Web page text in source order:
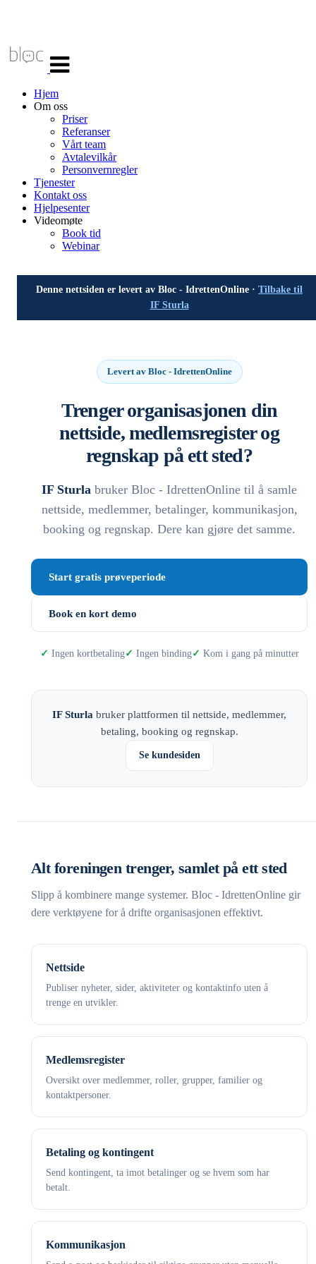
navigasjon
Hjem
Om oss
Priser
Referanser
Vårt team
Avtalevilkår
Personvernregler
Tjenester
Kontakt oss
Hjelpesenter
Videomøte
Book tid
Webinar
Denne nettsiden er levert av Bloc - IdrettenOnline · Tilbake til
IF Sturla
Levert av Bloc - IdrettenOnline
Trenger organisasjonen din
nettside, medlemsregister og
regnskap på ett sted?
IF Sturla bruker Bloc - IdrettenOnline til å samle
nettside, medlemmer, betalinger, kommunikasjon,
booking og regnskap. Dere kan gjøre det samme.
Start gratis prøveperiode
Book en kort demo
Ingen kortbetaling Ingen binding Kom i gang på minutter
IF Sturla bruker plattformen til nettside, medlemmer,
betaling, booking og regnskap.
Se kundesiden
Alt foreningen trenger, samlet på ett sted
Slipp å kombinere mange systemer. Bloc - IdrettenOnline gir
dere verktøyene for å drifte organisasjonen effektivt.
Nettside
Publiser nyheter, sider, aktiviteter og kontaktinfo uten å
trenge en utvikler.
Medlemsregister
Oversikt over medlemmer, roller, grupper, familier og
kontaktpersoner.
Betaling og kontingent
Send kontingent, ta imot betalinger og se hvem som har
betalt.
Kommunikasjon